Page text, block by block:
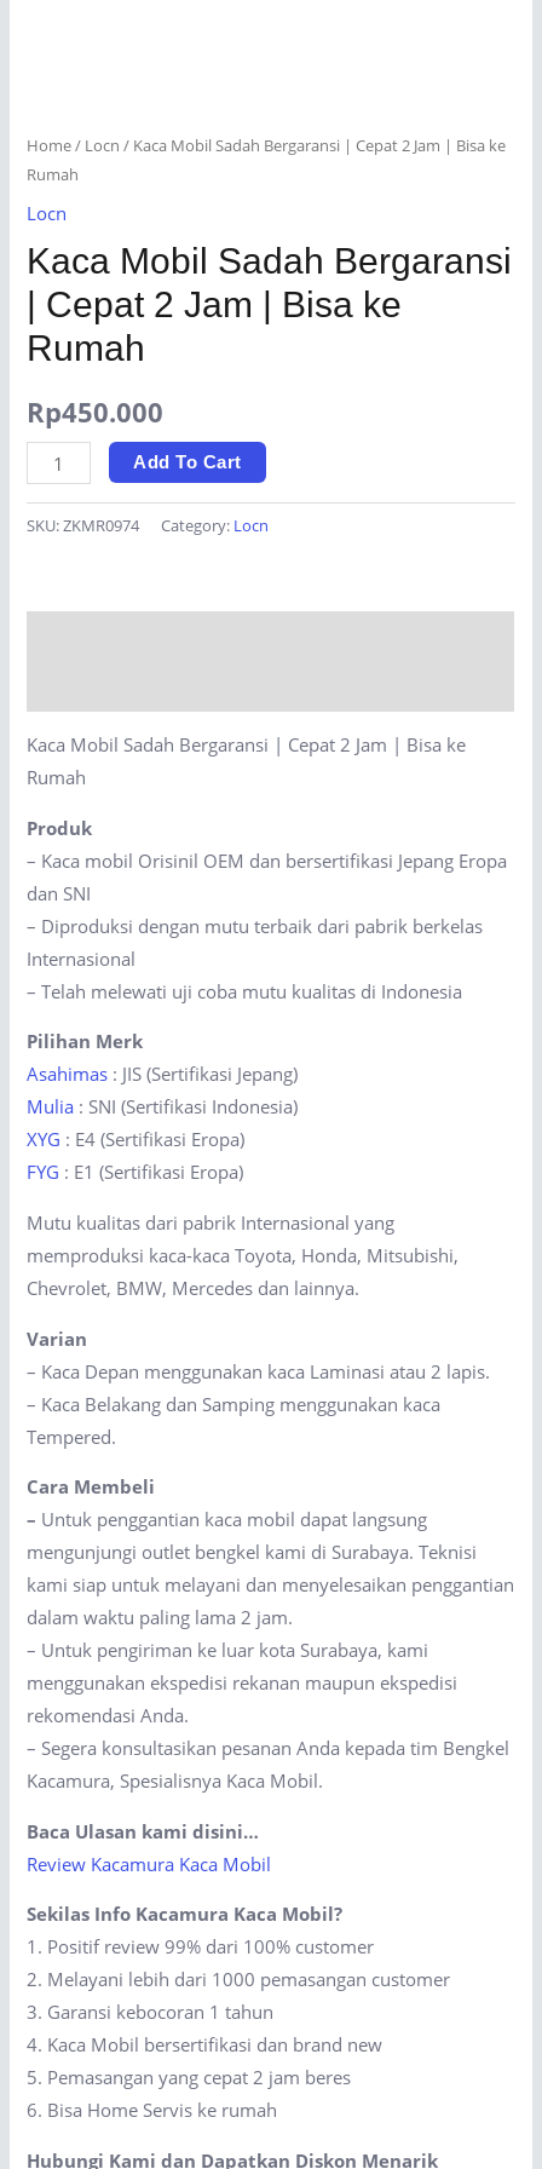
Home/ Locn / Kaca Mobil Sadah Bergaransi | Cepat 2 Jam | Bisa ke
Rumah
Locn
Kaca Mobil Sadah Bergaransi
| Cepat 2 Jam | Bisa ke
Rumah
Rp450.000
Kaca
Mobil
Sadah
|
Bisa
ke
Rumah
quantity
Add To Cart
SKU:ZKMR0974 Category: Locn
Kaca Mobil Sadah Bergaransi | Cepat 2 Jam | Bisa ke
Rumah
Produk
– Kaca mobil Orisinil OEM dan bersertifikasi Jepang Eropa
dan SNI
– Diproduksi dengan mutu terbaik dari pabrik berkelas
Internasional
– Telah melewati uji coba mutu kualitas di Indonesia
Pilihan Merk
Asahimas : JIS (Sertifikasi Jepang)
Mulia : SNI (Sertifikasi Indonesia)
XYG : E4 (Sertifikasi Eropa)
FYG : E1 (Sertifikasi Eropa)
Mutu kualitas dari pabrik Internasional yang
memproduksi kaca-kaca Toyota, Honda, Mitsubishi,
Chevrolet, BMW, Mercedes dan lainnya.
Varian
– Kaca Depan menggunakan kaca Laminasi atau 2 lapis.
– Kaca Belakang dan Samping menggunakan kaca
Tempered.
Cara Membeli
– Untuk penggantian kaca mobil dapat langsung
mengunjungi outlet bengkel kami di Surabaya. Teknisi
kami siap untuk melayani dan menyelesaikan penggantian
dalam waktu paling lama 2 jam.
– Untuk pengiriman ke luar kota Surabaya, kami
menggunakan ekspedisi rekanan maupun ekspedisi
rekomendasi Anda.
– Segera konsultasikan pesanan Anda kepada tim Bengkel
Kacamura, Spesialisnya Kaca Mobil.
Baca Ulasan kami disini…
Review Kacamura Kaca Mobil
Sekilas Info Kacamura Kaca Mobil?
1. Positif review 99% dari 100% customer
2. Melayani lebih dari 1000 pemasangan customer
3. Garansi kebocoran 1 tahun
4. Kaca Mobil bersertifikasi dan brand new
5. Pemasangan yang cepat 2 jam beres
6. Bisa Home Servis ke rumah
Hubungi Kami dan Dapatkan Diskon Menarik